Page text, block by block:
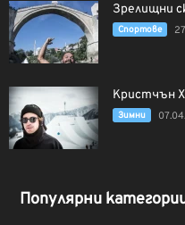
Зрелищни
Спортове
Кристчън
Зимни
Популярни